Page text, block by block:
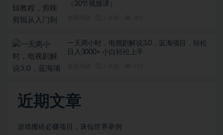
（30节视频课）
一天两小时，电视剧解说3.0，蓝海项目，轻松
日入3000+ 小白轻松上手
近期文章
游戏搬砖必赚项目，诛仙世界举例